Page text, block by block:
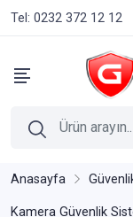
Tel: 0232 372 12 12
Anasayfa
Kamera Güvenlik